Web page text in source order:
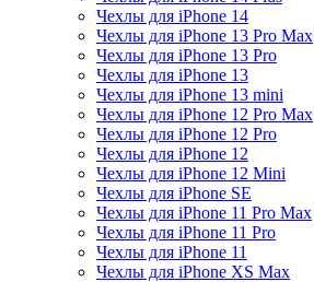
Чехлы для iPhone 14
Чехлы для iPhone 13 Pro Max
Чехлы для iPhone 13 Pro
Чехлы для iPhone 13
Чехлы для iPhone 13 mini
Чехлы для iPhone 12 Pro Max
Чехлы для iPhone 12 Pro
Чехлы для iPhone 12
Чехлы для iPhone 12 Mini
Чехлы для iPhone SE
Чехлы для iPhone 11 Pro Max
Чехлы для iPhone 11 Pro
Чехлы для iPhone 11
Чехлы для iPhone XS Max